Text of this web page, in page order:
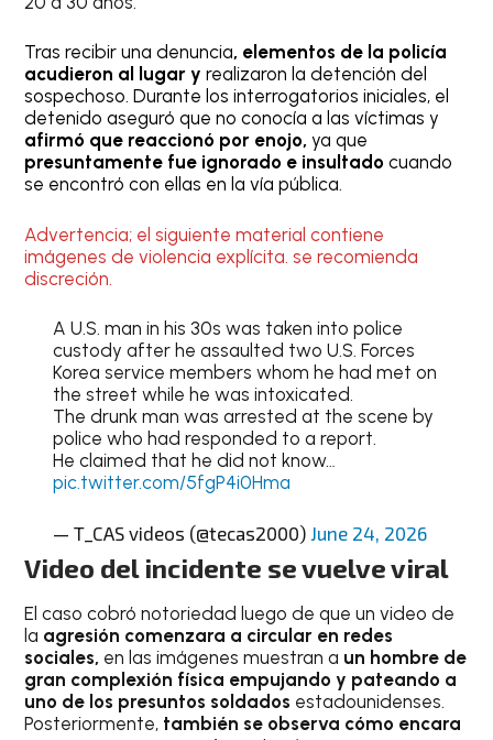
Tras recibir una denuncia, elementos de la policía
acudieron al lugar y realizaron la detención del
sospechoso. Durante los interrogatorios iniciales, el
detenido aseguró que no conocía a las víctimas y
afirmó que reaccionó por enojo,ya que
presuntamente fue ignorado e insultadocuando
se encontró con ellas en la vía pública.
Advertencia; el siguiente material contiene
imágenes de violencia explícita. se recomienda
discreción.
A U.S. man in his 30s was taken into police
custody after he assaulted two U.S. Forces
Korea service members whom he had met on
the street while he was intoxicated.
The drunk man was arrested at the scene by
police who had responded to a report.
He claimed that he did not know…
pic.twitter.com/5fgP4i0Hma
— T_CAS videos (@tecas2000) June 24, 2026
Video del incidente se vuelve viral
El caso cobró notoriedad luego de que un video de
la agresión comenzara a circular en redes
sociales, en las imágenes muestran a un hombre de
gran complexión física empujando y pateando a
uno de los presuntos soldados estadounidenses.
Posteriormente, también se observa cómo encara